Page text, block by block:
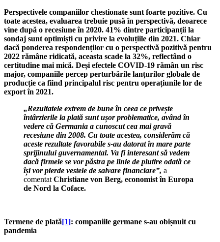
Perspectivele companiilor chestionate sunt foarte pozitive. Cu
toate acestea, evaluarea trebuie pusă în perspectivă, deoarece
vine după o recesiune în 2020. 41% dintre participanții la
sondaj sunt optimiști cu privire la evoluțiile din 2021. Chiar
dacă ponderea respondenților cu o perspectivă pozitivă pentru
2022 rămâne ridicată, aceasta scade la 32%, reflectând o
certitudine mai mică. Deși efectele COVID-19 rămân un risc
major, companiile percep perturbările lanțurilor globale de
producție ca fiind principalul risc pentru operațiunile lor de
export în 2021.
„Rezultatele extrem de bune în ceea ce privește
întârzierile la plată sunt ușor problematice, având în
vedere că Germania a cunoscut cea mai gravă
recesiune din 2008. Cu toate acestea, considerăm că
aceste rezultate favorabile s-au datorat în mare parte
sprijinului guvernamental. Va fi interesant să vedem
dacă firmele se vor păstra pe linie de plutire odată ce
își vor pierde vestele de salvare financiare”, a
comentat Christiane von Berg, economist în Europa
de Nord la Coface.
Termene de plată[1]: companiile germane s-au obișnuit cu
pandemia